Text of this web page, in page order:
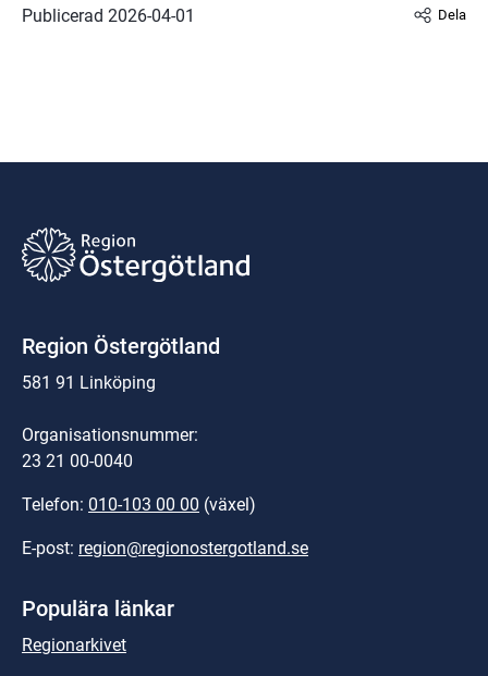
Publicerad 2026-04-01 Dela
Region Östergötland
581 91 Linköping
Organisationsnummer:
23 21 00-0040
Telefon: 010-103 00 00 (växel)
E-post: region@regionostergotland.se
Populära länkar
Regionarkivet